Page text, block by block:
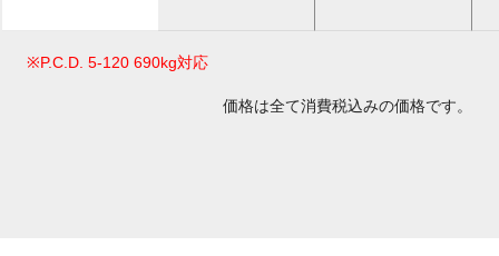
※P.C.D. 5-120 690kg対応
価格は全て消費税込みの価格です。